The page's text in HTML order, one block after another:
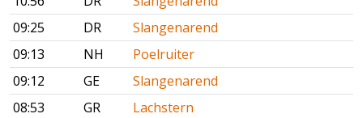
09:25
DR
Slangenarend
09:13
NH
Poelruiter
09:12
GE
Slangenarend
08:53
GR
Lachstern